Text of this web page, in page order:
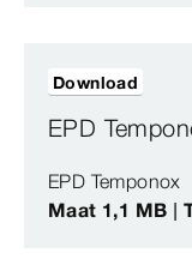
EPD
EPD Temponox
Maat 1,1 MB |
Download